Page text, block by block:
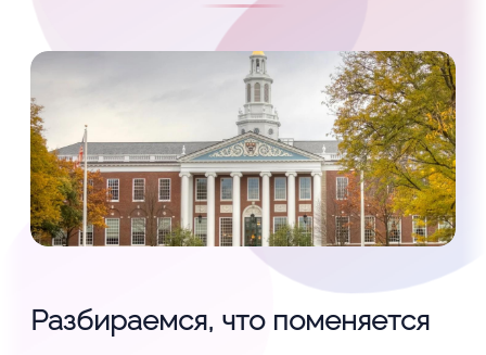
13.05.2025
Разбираемся, что поменяется